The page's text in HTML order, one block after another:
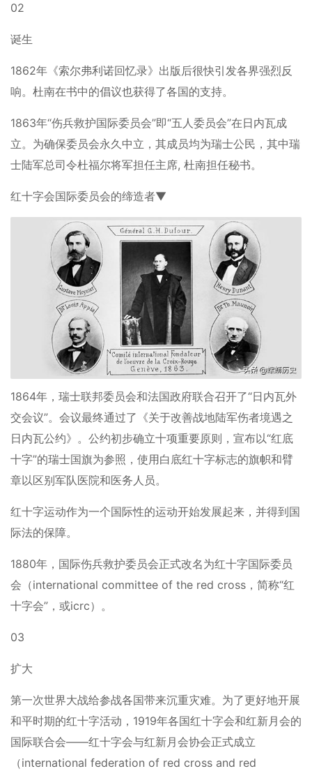
02
诞生
1862年《索尔弗利诺回忆录》出版后很快引发各界强烈反
响。杜南在书中的倡议也获得了各国的支持。
1863年“伤兵救护国际委员会”即“五人委员会”在日内瓦成
立。为确保委员会永久中立，其成员均为瑞士公民，其中瑞
士陆军总司令杜福尔将军担任主席, 杜南担任秘书。
红十字会国际委员会的缔造者▼
1864年，瑞士联邦委员会和法国政府联合召开了“日内瓦外
交会议”。会议最终通过了《关于改善战地陆军伤者境遇之
日内瓦公约》。公约初步确立十项重要原则，宣布以“红底
十字”的瑞士国旗为参照，使用白底红十字标志的旗帜和臂
章以区别军队医院和医务人员。
红十字运动作为一个国际性的运动开始发展起来，并得到国
际法的保障。
1880年，国际伤兵救护委员会正式改名为红十字国际委员
会（international committee of the red cross，简称“红
十字会”，或icrc）。
03
扩大
第一次世界大战给参战各国带来沉重灾难。为了更好地开展
和平时期的红十字活动，1919年各国红十字会和红新月会的
国际联合会——红十字会与红新月会协会正式成立
（international federation of red cross and red